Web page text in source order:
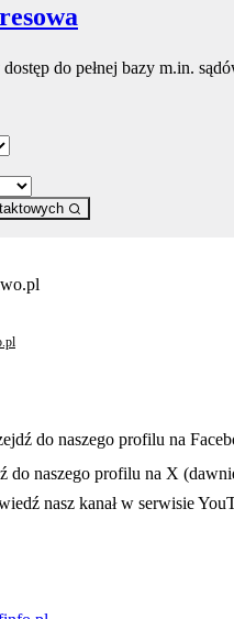
do pełnej bazy m.in.
- otwiera się w nowej karcie
do naszego profilu na
nowej karcie
do naszego profilu na X
- otwiera się w nowej karcie
nasz kanał w serwisie